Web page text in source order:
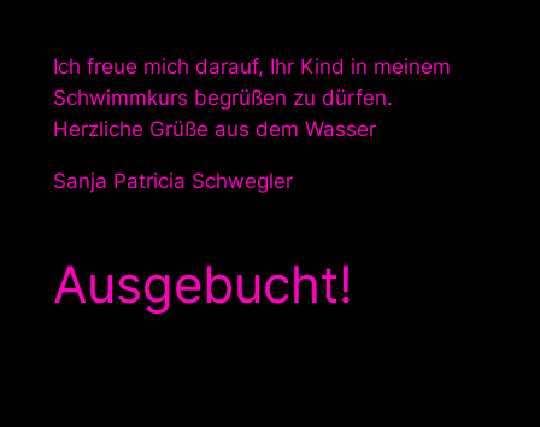
Ich freue mich darauf, Ihr Kind in meinem
Schwimmkurs begrüßen zu dürfen.
Herzliche Grüße aus dem Wasser
Sanja Patricia Schwegler
Ausgebucht!